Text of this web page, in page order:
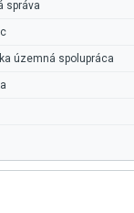
správa
územná spolupráca